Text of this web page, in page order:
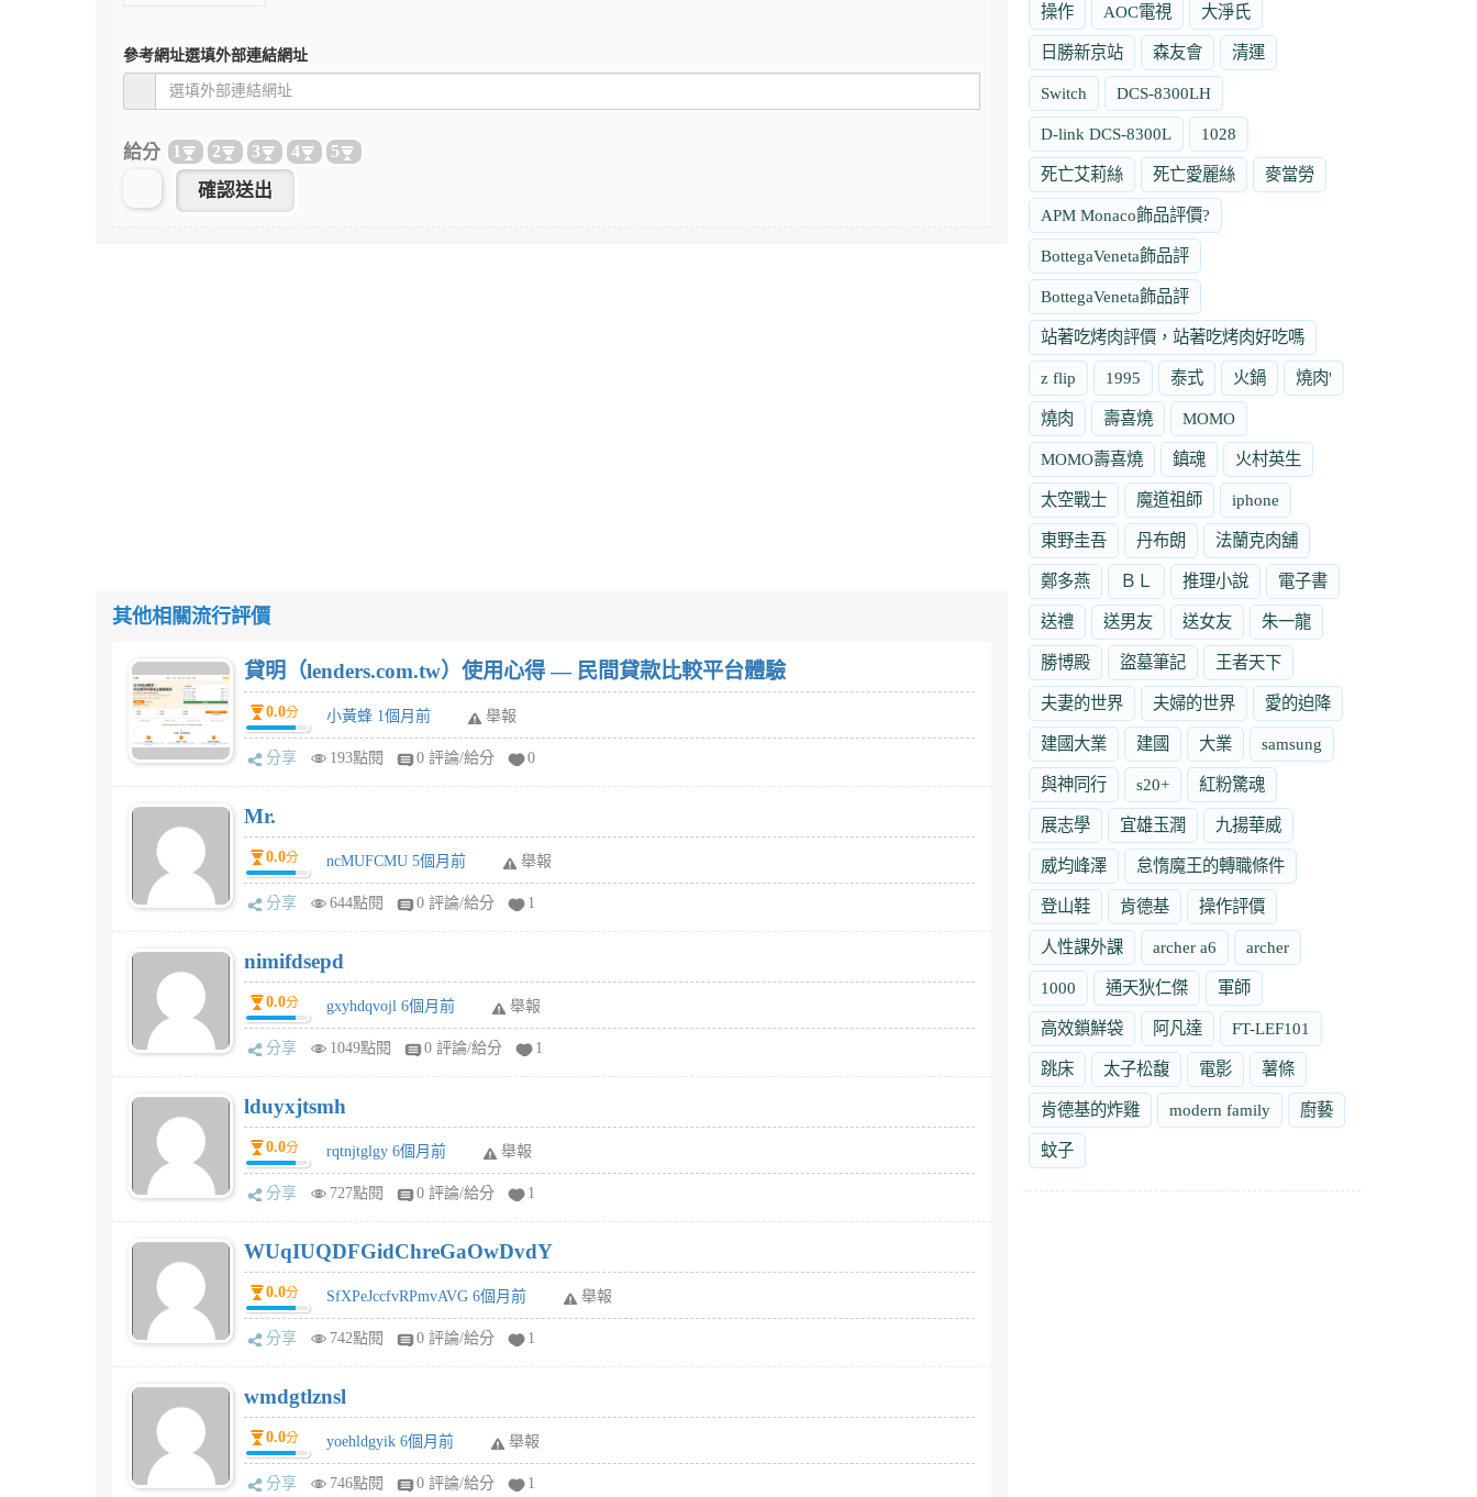
參考網址選填外部連結網址
給分 1 2 3 4 5
其他相關流行評價
貸明（lenders.com.tw）使用心得 — 民間貸款比較平台體驗
0.0分 小黃蜂 1個月前 舉報
分享 193點閱 0 評論/給分 0
Mr.
0.0分 ncMUFCMU 5個月前 舉報
分享 644點閱 0 評論/給分 1
nimifdsepd
0.0分 gxyhdqvojl 6個月前 舉報
分享 1049點閱 0 評論/給分 1
lduyxjtsmh
0.0分 rqtnjtglgy 6個月前 舉報
分享 727點閱 0 評論/給分 1
WUqIUQDFGidChreGaOwDvdY
0.0分 SfXPeJccfvRPmvAVG 6個月前 舉報
分享 742點閱 0 評論/給分 1
wmdgtlznsl
0.0分 yoehldgyik 6個月前 舉報
分享 746點閱 0 評論/給分 1
操作 AOC電視 大淨氏
日勝新京站 森友會 清運
Switch DCS-8300LH
D-link DCS-8300L 1028
死亡艾莉絲 死亡愛麗絲 麥當勞
APM Monaco飾品評價?
BottegaVeneta飾品評
BottegaVeneta飾品評
站著吃烤肉評價，站著吃烤肉好吃嗎
z flip 1995 泰式 火鍋 燒肉'
燒肉 壽喜燒 MOMO
MOMO壽喜燒 鎮魂 火村英生
太空戰士 魔道祖師 iphone
東野圭吾 丹布朗 法蘭克肉舖
鄭多燕 ＢＬ 推理小說 電子書
送禮 送男友 送女友 朱一龍
勝博殿 盜墓筆記 王者天下
夫妻的世界 夫婦的世界 愛的迫降
建國大業 建國 大業 samsung
與神同行 s20+ 紅粉驚魂
展志學 宜雄玉潤 九揚華威
威均峰澤 怠惰魔王的轉職條件
登山鞋 肯德基 操作評價
人性課外課 archer a6 archer
1000 通天狄仁傑 軍師
高效鎖鮮袋 阿凡達 FT-LEF101
跳床 太子松馥 電影 薯條
肯德基的炸雞 modern family 廚藝
蚊子